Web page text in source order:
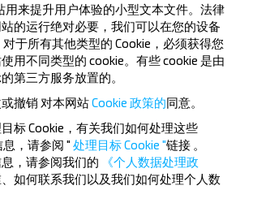
的旅行
用来提升用户体验的小型文本文件。法律
的运行绝对必要，我们可以在您的设备
对于所有其他类型的 Cookie，必须获得您
用不同类型的 cookie。有些 cookie 是由
第三方服务放置的。
撤销 对本网站Cookie 政策的同意。
标 Cookie，有关我们如何处理这些
，请参阅 " 处理目标 Cookie "链接
，请参阅我们的
《个人数据处理政
、如何联系我们以及我们如何处理个人数